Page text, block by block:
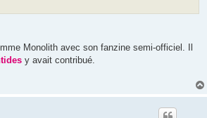
Monolith avec son fanzine semi-officiel. Il
y avait contribué.